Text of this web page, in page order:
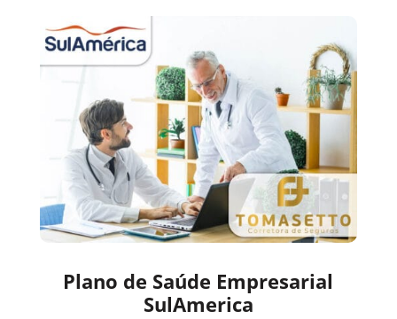
Plano de Saúde Empresarial
SulAmerica